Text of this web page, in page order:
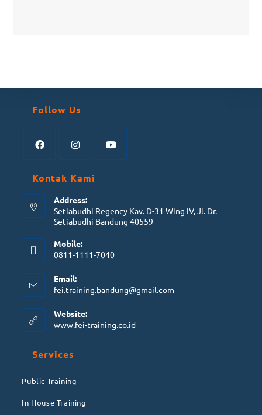
Follow Us
Kontak Kami
Address:
Setiabudhi Regency Kav. D-31 Wing IV, Jl. Dr.
Setiabudhi Bandung 40559
Mobile:
0811-1111-7040
Email:
fei.training.bandung@gmail.com
Website:
www.fei-training.co.id
Services
Public Training
In House Training